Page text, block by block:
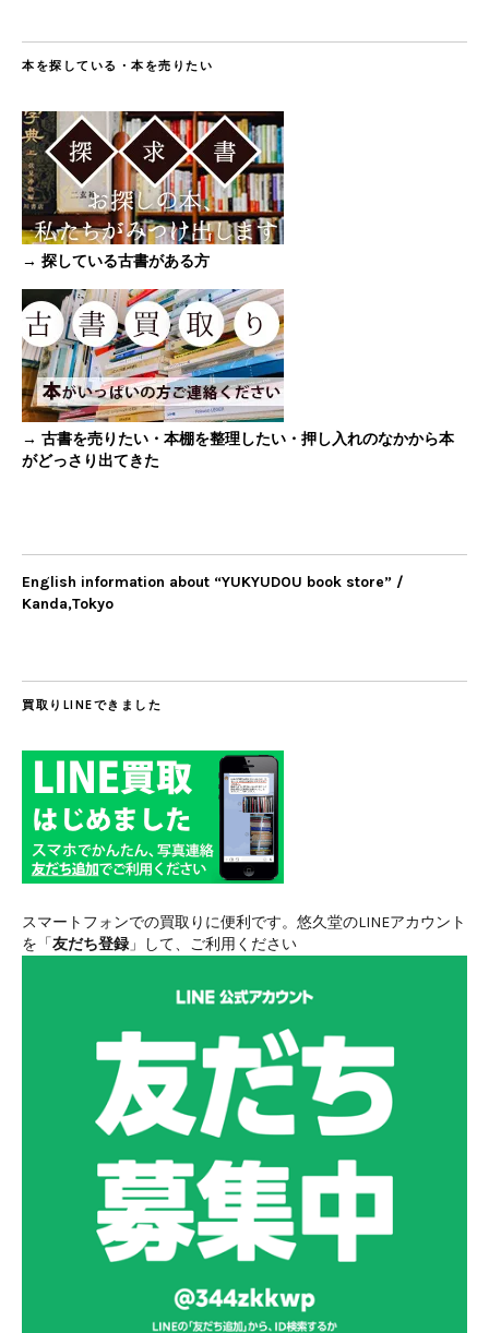
本を探している・本を売りたい
→ 探している古書がある方
→ 古書を売りたい・本棚を整理したい・押し入れのなかから本
がどっさり出てきた
English information about “YUKYUDOU book store” /
Kanda,Tokyo
買取りLINEできました
スマートフォンでの買取りに便利です。悠久堂のLINEアカウント
を「友だち登録 」して、ご利用ください